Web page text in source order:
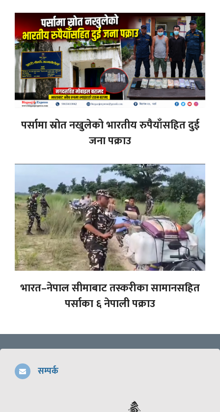
पर्सामा स्रोत नखुलेको भारतीय रुपैयाँसहित दुई
जना पक्राउ
भारत–नेपाल सीमाबाट तस्करीका सामानसहित
पर्साका ६ नेपाली पक्राउ
सम्पर्क